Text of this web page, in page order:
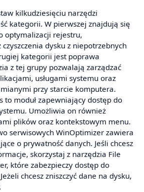
kilkudziesięciu narzędzi
kategorii. W pierwszej znajdują się
optymalizacji rejestru,
dysku z niepotrzebnych
kategorii jest poprawa
z tej grupy pozwalają zarządzać
usługami systemu oraz
przy starcie komputera.
to moduł zapewniający dostęp do
Umożliwia on również
plików oraz kontekstowym menu.
serwisowych WinOptimizer zawiera
o prywatność danych. Jeśli chcesz
skorzystaj z narzędzia File
które zabezpieczy dostęp do
chcesz zniszczyć dane na dysku,